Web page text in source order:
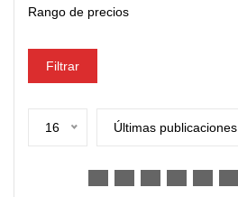
Rango de precios
Filtrar
16 Últimas publicaciones